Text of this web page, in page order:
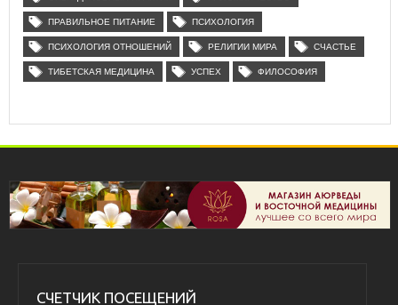
ПРАВИЛЬНОЕ ПИТАНИЕ ПСИХОЛОГИЯ
ПСИХОЛОГИЯ ОТНОШЕНИЙ РЕЛИГИИ МИРА СЧАСТЬЕ
ТИБЕТСКАЯ МЕДИЦИНА УСПЕХ ФИЛОСОФИЯ
СЧЕТЧИК ПОСЕЩЕНИЙ